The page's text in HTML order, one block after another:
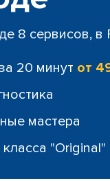
8 сервисов, в
20 минут от
мастера
"Original"